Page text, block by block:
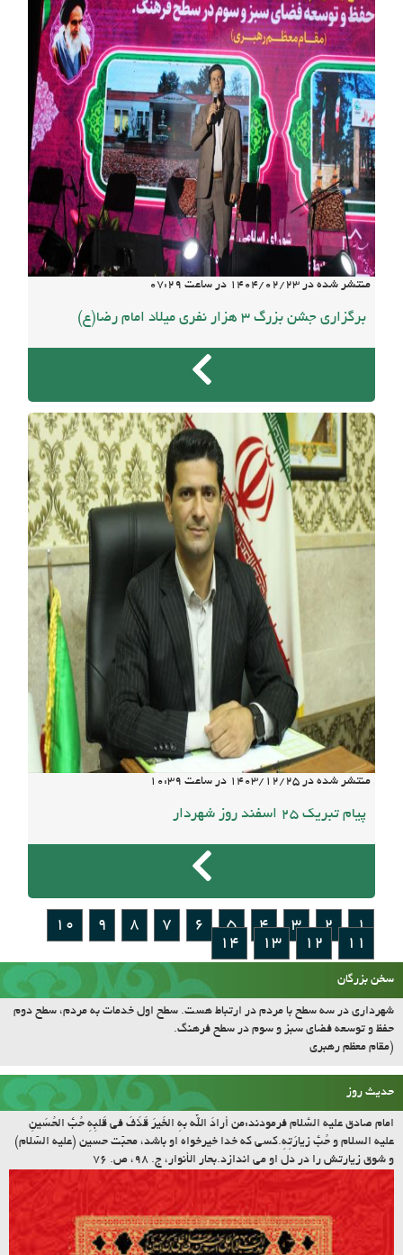
منتشر شده در 1404/02/23 در ساعت 07:29
برگزاری جشن بزرگ 3 هزار نفری میلاد امام رضا(ع)
منتشر شده در 1403/12/25 در ساعت 10:39
پیام تبریک 25 اسفند روز شهردار
1
2
3
4
5
6
7
8
9
10
11
12
13
14
سخن بزرگان
شهرداری در سه سطح با مردم در ارتباط هست. سطح اول خدمات به مردم، سطح دوم
حفظ و توسعه فضای سبز و سوم در سطح فرهنگ.
(مقام معظم رهبری
حدیث روز
امام صادق علیه السّلام فرمودند:مَن أرادَ اللّه بِهِ الخَیرَ قَذَفَ فی قَلبِهِ حُبَّ الحُسَینِ
علیه السلام و حُبَّ زیارَتِهِ.کسى که خدا خیرخواه او باشد، محبّت حسین (علیه السّلام)
و شوق زیارتش را در دل او مى اندازد.بحار الأنوار، ج. ۹۸، ص. ۷۶